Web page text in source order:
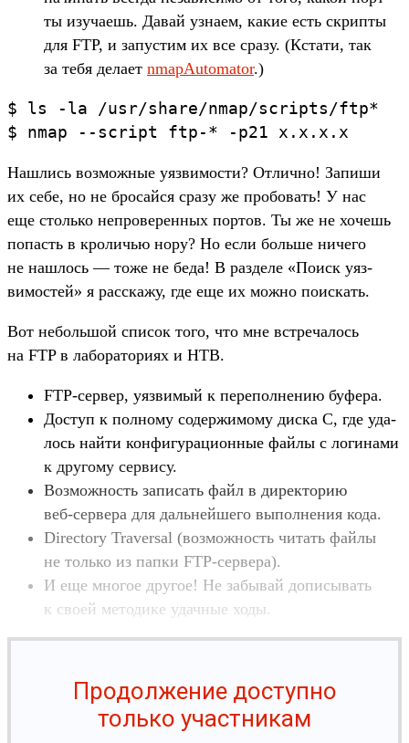
ты изу­чаешь. Давай узна­ем, какие есть скрип­ты
для FTP, и запус­тим их все сра­зу. (Кста­ти, так
за тебя дела­ет nmapAutomator.)
$ ls -la /usr/share/nmap/scripts/ftp*
$ nmap --script ftp-* -p21 x. x. x. x
Наш­лись воз­можные уяз­вимос­ти? Отлично! Запиши
их себе, но не бро­сай­ся сра­зу же про­бовать! У нас
еще столь­ко неп­роверен­ных пор­тов. Ты же не хочешь
попасть в кро­личью нору? Но если боль­ше ничего
не наш­лось — тоже не беда! В раз­деле «Поиск уяз­
вимос­тей» я рас­ска­жу, где еще их мож­но поис­кать.
Вот неболь­шой спи­сок того, что мне встре­чалось
на FTP в лабора­тори­ях и HTB.
FTP-сер­вер, уяз­вимый к перепол­нению буфера.
Дос­туп к пол­ному содер­жимому дис­ка C, где уда­
лось най­ти кон­фигура­цион­ные фай­лы с логина­ми
к дру­гому сер­вису.
Воз­можность записать файл в дирек­торию
веб‑сер­вера для даль­нейше­го выпол­нения кода.
Directory Traversal (воз­можность читать фай­лы
не толь­ко из пап­ки FTP-сер­вера).
И еще мно­гое дру­гое! Не забывай дописы­вать
к сво­ей методи­ке удач­ные ходы.
Продолжение доступно
только участникам